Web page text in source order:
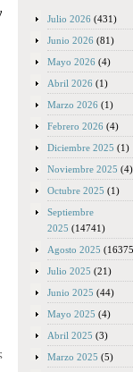
Julio 2026 (431)
Junio 2026 (81)
Mayo 2026 (4)
Abril 2026 (1)
Marzo 2026 (1)
Febrero 2026 (4)
Diciembre 2025 (1)
Noviembre 2025 (4)
Octubre 2025 (1)
Septiembre
2025 (14741)
Agosto 2025
Julio 2025 (21)
Junio 2025 (44)
Mayo 2025 (4)
Abril 2025 (3)
Marzo 2025 (5)